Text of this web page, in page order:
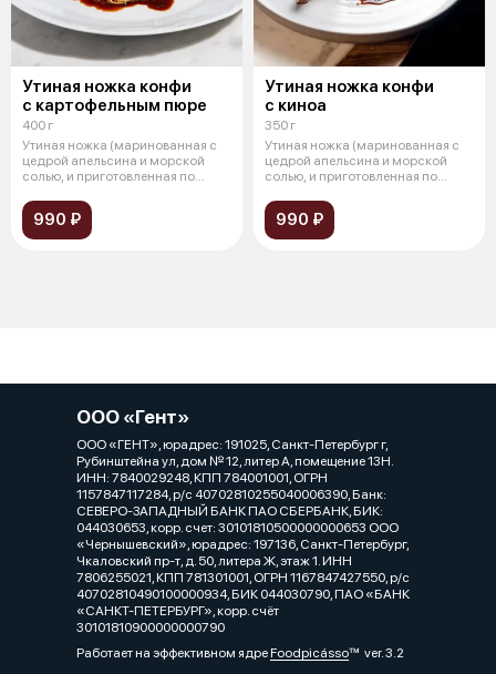
Утиная ножка конфи
с картофельным пюре
400 г
Утиная ножка (маринованная с
цедрой апельсина и морской
солью, и приготовленная по
990 ₽
Утиная ножка конфи
с киноа
350 г
Утиная ножка (маринованная с
цедрой апельсина и морской
солью, и приготовленная по
990 ₽
ООО «Гент»
ООО «ГЕНТ», юрадрес: 191025, Санкт-Петербург г,
Рубинштейна ул, дом № 12, литер А, помещение 13Н.
ИНН: 7840029248, КПП 784001001, ОГРН
1157847117284, р/с 40702810255040006390, Банк:
СЕВЕРО-ЗАПАДНЫЙ БАНК ПАО СБЕРБАНК, БИК:
044030653, корр. счет: 30101810500000000653 ООО
«Чернышевский», юрадрес: 197136, Санкт-Петербург,
Чкаловский пр-т, д. 50, литера Ж, этаж 1. ИНН
7806255021, КПП 781301001, ОГРН 1167847427550, р/с
40702810490100000934, БИК 044030790, ПАО «БАНК
«САНКТ-ПЕТЕРБУРГ», корр. счёт
30101810900000000790
Работает на эффективном ядреFoodpicássover. 3.2